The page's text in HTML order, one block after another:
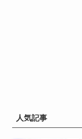
人気記事